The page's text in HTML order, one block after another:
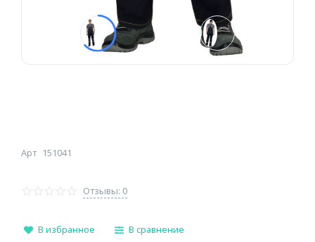
Арт 151041
Отзывы: 0
В избранное В сравнение